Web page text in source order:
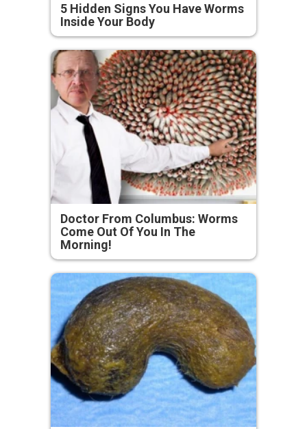
5 Hidden Signs You Have Worms
Inside Your Body
Doctor From Columbus: Worms
Come Out Of You In The
Morning!